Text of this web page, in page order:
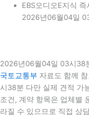
EBS오디오E지식
2026년06월04일
2026년06월04일 03시38
국토교통부 자료도 함께
시38분 다만 실제 견적 가
조건, 계약 항목은 업체별
라질 수 있으므로 직접 상